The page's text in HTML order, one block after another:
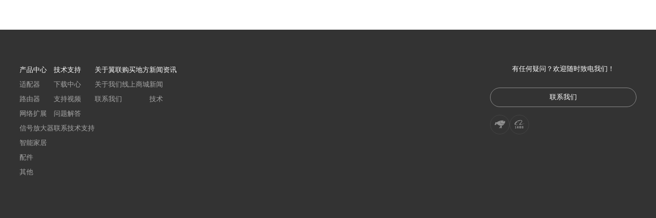
产品中心
适配器
路由器
网络扩展
信号放大器
智能家居
配件
其他
技术支持
下载中心
支持视频
问题解答
联系技术支持
关于翼联
关于我们
联系我们
购买地方
线上商城
新闻资讯
新闻
技术
有任何疑问？欢迎随时致电我们！
联系我们